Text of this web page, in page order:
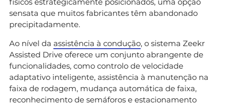
sensata que muitos fabricantes têm abandonado
precipitadamente.
Ao nível da assistência à condução, o sistema Zeekr
Assisted Drive oferece um conjunto abrangente de
funcionalidades, como controlo de velocidade
adaptativo inteligente, assistência à manutenção na
faixa de rodagem, mudança automática de faixa,
reconhecimento de semáforos e estacionamento